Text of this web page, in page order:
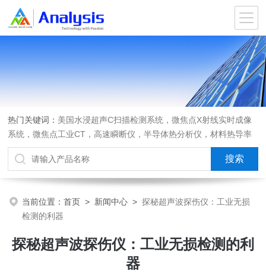
热门关键词： 美国水浸超声C扫描检测系统，微焦点X射线实时成像
系统，微焦点工业CT，高速瞬断仪，半导体热分析仪，材料热导率
测试仪，材料热膨胀系数测试仪，进口离心机，可编程匀胶机烤胶机
热板，光弹仪应力双折射仪
当前位置：首页 > 新闻中心 >探秘超声波探伤仪：工业无损
检测的利器
探秘超声波探伤仪：工业无损检测的利
器